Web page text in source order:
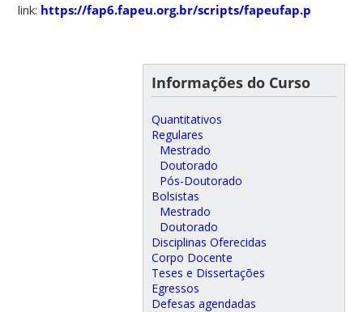
link: https://fap6.fapeu.org.br/scripts/fapeufap.pl/
Informações do Curso
Quantitativos
Regulares
Mestrado
Doutorado
Pós-Doutorado
Bolsistas
Mestrado
Doutorado
Disciplinas Oferecidas
Corpo Docente
Teses e Dissertações
Egressos
Defesas agendadas